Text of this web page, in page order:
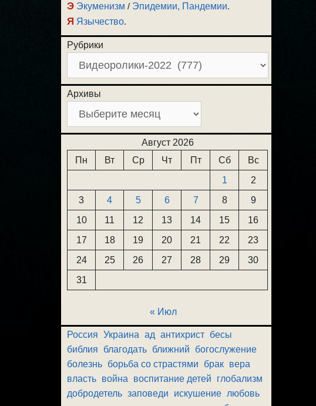
Э Экуменизм / Эпидемии, Пандемии.
Я Язычество.
Рубрики
Архивы
Август 2026
Пн
Вт Ср Чт Пт Сб
Вс
1
2
3
4 5 6 7 8
9
10
11 12 13 14 15
16
17
18 19 20 21 22
23
24
25 26 27 28 29
30
31
« Июл
Россия Украина ад антихрист бесы
библия
благодать ближний
богослужение
болезнь борьба со страстями брак вера
власть война воспитание детей
глобализм
добродетель заповеди искушение любовь